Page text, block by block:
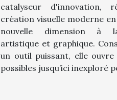
catalyseur d'innovation,
création visuelle moderne
nouvelle dimension à
artistique et graphique.
un outil puissant, elle
possibles jusqu’ici inexploré